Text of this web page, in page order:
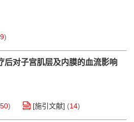
9)
后对子宫肌层及内膜的血流影响
50) [施引文献] (14)